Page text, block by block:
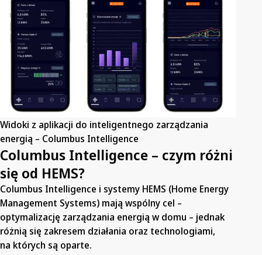
Widoki z aplikacji do inteligentnego zarządzania
energią – Columbus Intelligence
Columbus Intelligence – czym różni
się od HEMS?
Columbus Intelligence i systemy HEMS (Home Energy
Management Systems) mają wspólny cel –
optymalizację zarządzania energią w domu – jednak
różnią się zakresem działania oraz technologiami,
na których są oparte.